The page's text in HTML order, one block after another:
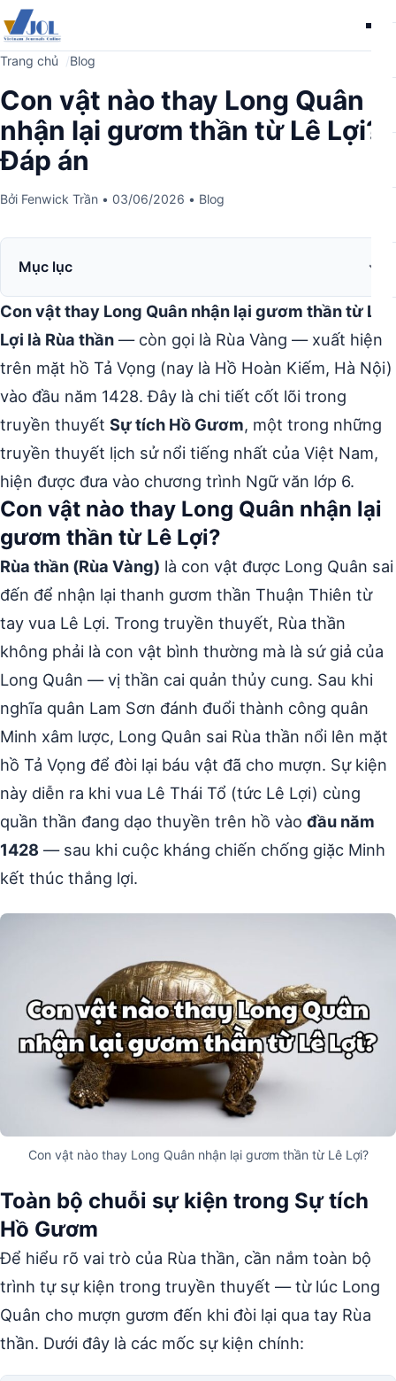
Trang chủ Blog
Con vật nào thay Long Quân
nhận lại gươm thần từ Lê Lợi?
Đáp án
Bởi Fenwick Trần • 03/06/2026 • Blog
Mục lục
Con vật thay Long Quân nhận lại gươm thần từ Lê
Lợi là Rùa thần — còn gọi là Rùa Vàng — xuất hiện
trên mặt hồ Tả Vọng (nay là Hồ Hoàn Kiếm, Hà Nội)
vào đầu năm 1428. Đây là chi tiết cốt lõi trong
truyền thuyết Sự tích Hồ Gươm, một trong những
truyền thuyết lịch sử nổi tiếng nhất của Việt Nam,
hiện được đưa vào chương trình Ngữ văn lớp 6.
Con vật nào thay Long Quân nhận lại
gươm thần từ Lê Lợi?
Rùa thần (Rùa Vàng) là con vật được Long Quân sai
đến để nhận lại thanh gươm thần Thuận Thiên từ
tay vua Lê Lợi. Trong truyền thuyết, Rùa thần
không phải là con vật bình thường mà là sứ giả của
Long Quân — vị thần cai quản thủy cung. Sau khi
nghĩa quân Lam Sơn đánh đuổi thành công quân
Minh xâm lược, Long Quân sai Rùa thần nổi lên mặt
hồ Tả Vọng để đòi lại báu vật đã cho mượn. Sự kiện
này diễn ra khi vua Lê Thái Tổ (tức Lê Lợi) cùng
quần thần đang dạo thuyền trên hồ vào đầu năm
1428 — sau khi cuộc kháng chiến chống giặc Minh
kết thúc thắng lợi.
Con vật nào thay Long Quân nhận lại gươm thần từ Lê Lợi?
Toàn bộ chuỗi sự kiện trong Sự tích
Hồ Gươm
Để hiểu rõ vai trò của Rùa thần, cần nắm toàn bộ
trình tự sự kiện trong truyền thuyết — từ lúc Long
Quân cho mượn gươm đến khi đòi lại qua tay Rùa
thần. Dưới đây là các mốc sự kiện chính: